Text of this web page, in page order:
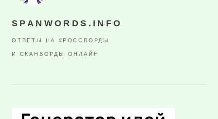
SPANWORDS.INFO
ОТВЕТЫ НА КРОССВОРДЫ
И СКАНВОРДЫ ОНЛАЙН